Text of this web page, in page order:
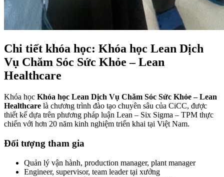
Chi tiết khóa học: Khóa học Lean Dịch
Vụ Chăm Sóc Sức Khỏe – Lean
Healthcare
Khóa học Khóa học Lean Dịch Vụ Chăm Sóc Sức Khỏe – Lean
Healthcare là chương trình đào tạo chuyên sâu của CiCC, được
thiết kế dựa trên phương pháp luận Lean – Six Sigma – TPM thực
chiến với hơn 20 năm kinh nghiệm triển khai tại Việt Nam.
Đối tượng tham gia
Quản lý vận hành, production manager, plant manager
Engineer, supervisor, team leader tại xưởng